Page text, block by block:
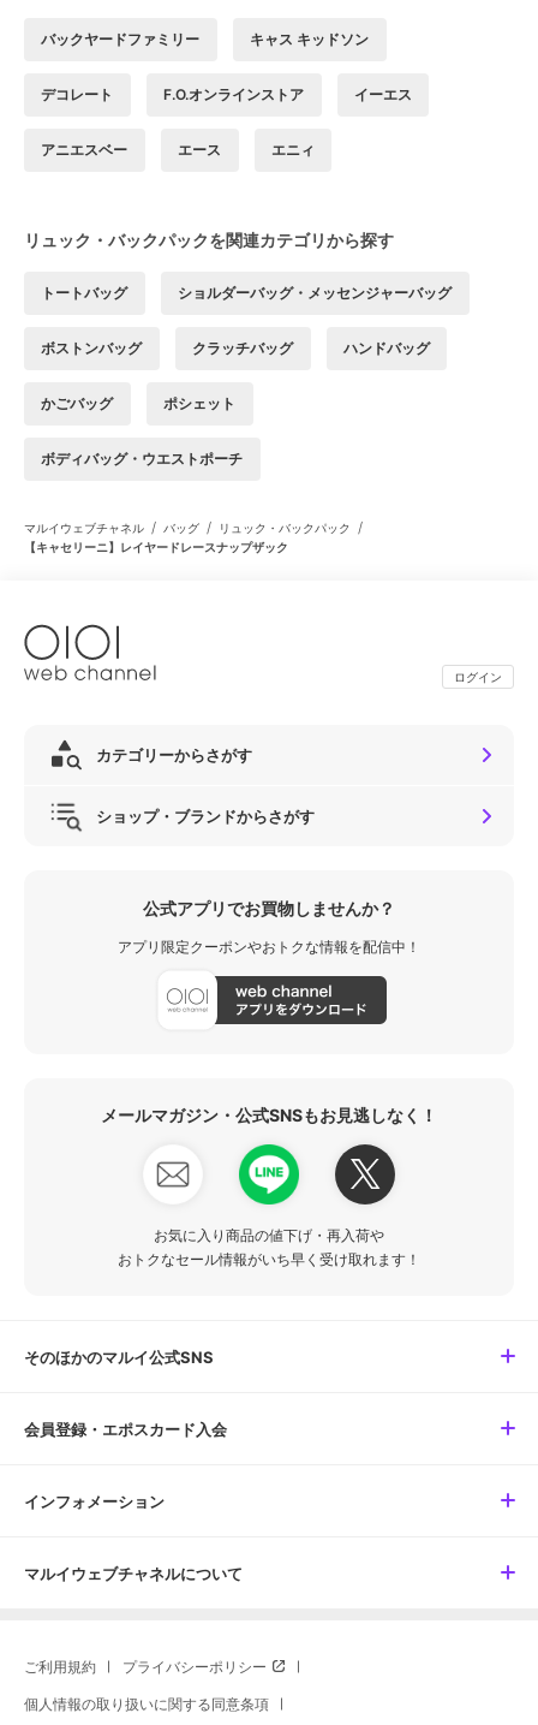
バックヤードファミリー キャス キッドソン
デコレート F.O.オンラインストア イーエス
アニエスベー エース エニィ
リュック・バックパックを関連カテゴリから探す
トートバッグ ショルダーバッグ・メッセンジャーバッグ
ボストンバッグ クラッチバッグ ハンドバッグ
かごバッグ ポシェット
ボディバッグ・ウエストポーチ
マルイウェブチャネル / バッグ / リュック・バックパック /
【キャセリーニ】レイヤードレースナップザック
ログイン
カテゴリーからさがす
ショップ・ブランドからさがす
公式アプリでお買物しませんか？
アプリ限定クーポンやおトクな情報を配信中！
メールマガジン・公式SNSもお見逃しなく！
お気に入り商品の値下げ・再入荷や
おトクなセール情報がいち早く受け取れます！
そのほかのマルイ公式SNS
会員登録・エポスカード入会
インフォメーション
マルイウェブチャネルについて
ご利用規約 プライバシーポリシー
個人情報の取り扱いに関する同意条項